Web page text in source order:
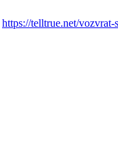
https://telltrue.net/